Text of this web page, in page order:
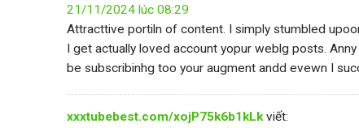
21/11/2024 lúc 08:29
Attracttive portiln of content. I simply stumbled
I get actually loved account yopur weblg posts.
be subscribinhg too your augment andd evewn I
xxxtubebest.com/xojP75k6b1kLk viết: